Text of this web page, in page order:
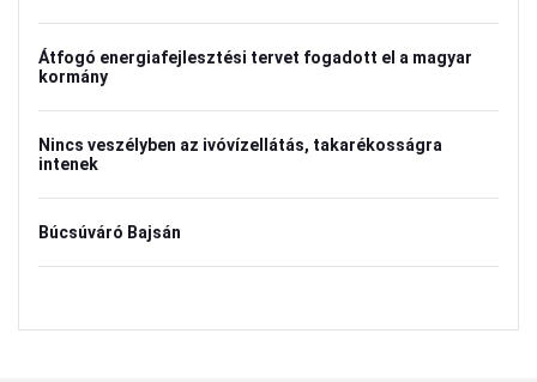
Átfogó energiafejlesztési tervet fogadott el a magyar
kormány
Nincs veszélyben az ivóvízellátás, takarékosságra
intenek
Búcsúváró Bajsán